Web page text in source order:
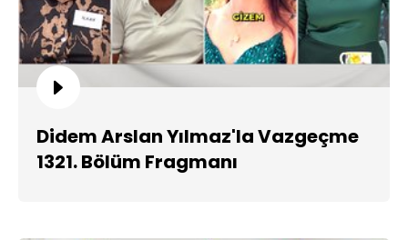
Didem Arslan Yılmaz'la Vazgeçme
1321. Bölüm Fragmanı